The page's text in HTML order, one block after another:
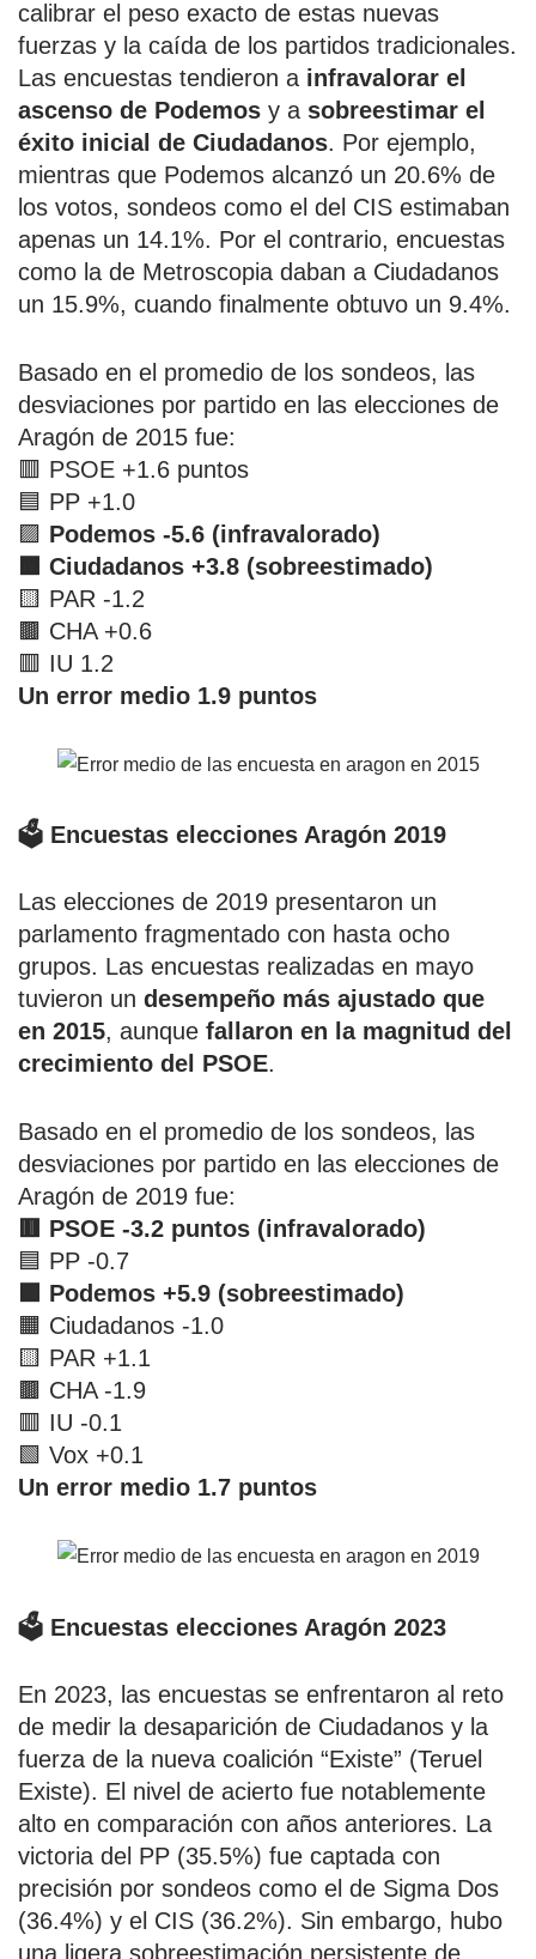
calibrar el peso exacto de estas nuevas
fuerzas y la caída de los partidos tradicionales.
Las encuestas tendieron a infravalorar el
ascenso de Podemos y a sobreestimar el
éxito inicial de Ciudadanos. Por ejemplo,
mientras que Podemos alcanzó un 20.6% de
los votos, sondeos como el del CIS estimaban
apenas un 14.1%. Por el contrario, encuestas
como la de Metroscopia daban a Ciudadanos
un 15.9%, cuando finalmente obtuvo un 9.4%.
Basado en el promedio de los sondeos, las
desviaciones por partido en las elecciones de
Aragón de 2015 fue:
🟥 PSOE +1.6 puntos
🟦 PP +1.0
🟪 Podemos -5.6 (infravalorado)
🟧 Ciudadanos +3.8 (sobreestimado)
🟨 PAR -1.2
🟫 CHA +0.6
🟥 IU 1.2
Un error medio 1.9 puntos
🗳️ Encuestas elecciones Aragón 2019
Las elecciones de 2019 presentaron un
parlamento fragmentado con hasta ocho
grupos. Las encuestas realizadas en mayo
tuvieron un desempeño más ajustado que
en 2015, aunque fallaron en la magnitud del
crecimiento del PSOE.
Basado en el promedio de los sondeos, las
desviaciones por partido en las elecciones de
Aragón de 2019 fue:
🟥 PSOE -3.2 puntos (infravalorado)
🟦 PP -0.7
🟪 Podemos +5.9 (sobreestimado)
🟧 Ciudadanos -1.0
🟨 PAR +1.1
🟫 CHA -1.9
🟥 IU -0.1
🟩 Vox +0.1
Un error medio 1.7 puntos
🗳️ Encuestas elecciones Aragón 2023
En 2023, las encuestas se enfrentaron al reto
de medir la desaparición de Ciudadanos y la
fuerza de la nueva coalición “Existe” (Teruel
Existe). El nivel de acierto fue notablemente
alto en comparación con años anteriores. La
victoria del PP (35.5%) fue captada con
precisión por sondeos como el de Sigma Dos
(36.4%) y el CIS (36.2%). Sin embargo, hubo
una ligera sobreestimación persistente de